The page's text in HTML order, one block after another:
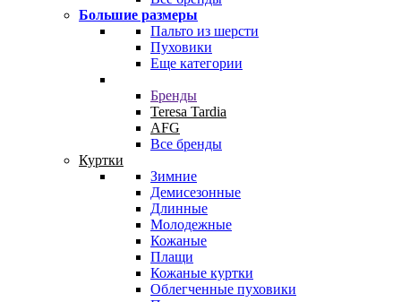
Большие размеры
Пальто из шерсти
Пуховики
Еще категории
Бренды
Teresa Tardia
AFG
Все бренды
Куртки
Зимние
Демисезонные
Длинные
Молодежные
Кожаные
Плащи
Кожаные куртки
Облегченные пуховики